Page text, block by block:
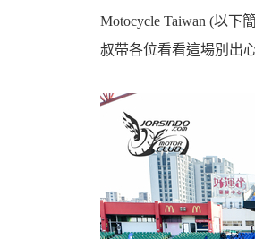
婆
汽
Motocycle Taiwan (以
叔帶各位看看這場別出